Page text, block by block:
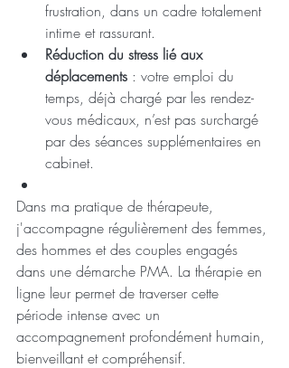
frustration, dans un cadre totalement
intime et rassurant.
Réduction du stress lié aux
déplacements : votre emploi du
temps, déjà chargé par les rendez-
vous médicaux, n’est pas surchargé
par des séances supplémentaires en
cabinet.
Dans ma pratique de thérapeute,
j'accompagne régulièrement des femmes,
des hommes et des couples engagés
dans une démarche PMA. La thérapie en
ligne leur permet de traverser cette
période intense avec un
accompagnement profondément humain,
bienveillant et compréhensif.